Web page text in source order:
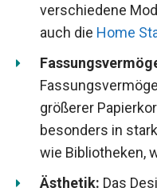
verschiedene
auch die Home
größerer
besonders in
wie Bibliotheken,
Ästhetik: Das